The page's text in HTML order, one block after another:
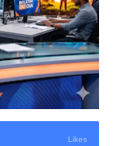
Likes